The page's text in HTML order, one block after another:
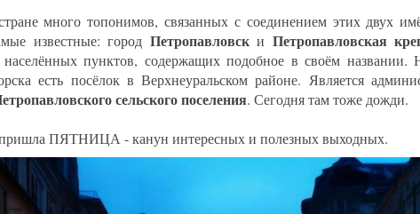
много топонимов, связанных с соединением этих двух
известные: город Петропавловски Петропавловская
населённых пунктов, содержащих подобное в своём названии.
есть посёлок в Верхнеуральском районе. Является
сельского поселения. Сегодня там тоже дожди.
ПЯТНИЦА - канун интересных и полезных выходных.